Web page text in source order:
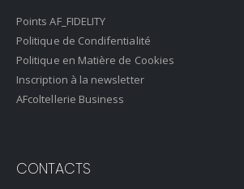
Points AF_FIDELITY
Politique de Condifentialité
Politique en Matière de Cookies
Inscription à la newsletter
AFcoltellerie Business
CONTACTS